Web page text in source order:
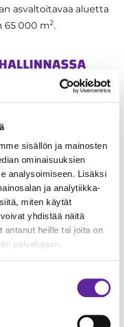
sisällön ja mainosten
ominaisuuksien
analysoimiseen. Lisäksi
ja analytiikka-
miten käytät
yhdistää näitä
antanut heille tai joita on
palvelujaan.
asvaltoitavaa aluetta
65 000 m2.
ja sulamisvesien
tontilta hallitaan
ja ojat istuvat
ja sulamisvesien
kymmenen
Tähän
kanssa on